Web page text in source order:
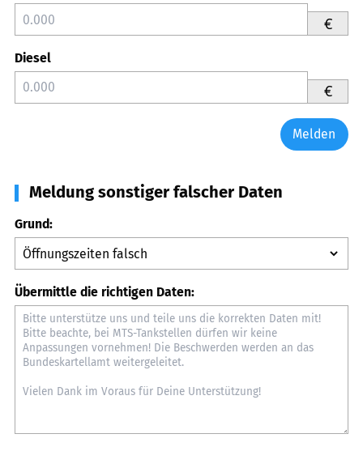
€
Diesel
€
Melden
Meldung sonstiger falscher Daten
Grund:
Übermittle die richtigen Daten: